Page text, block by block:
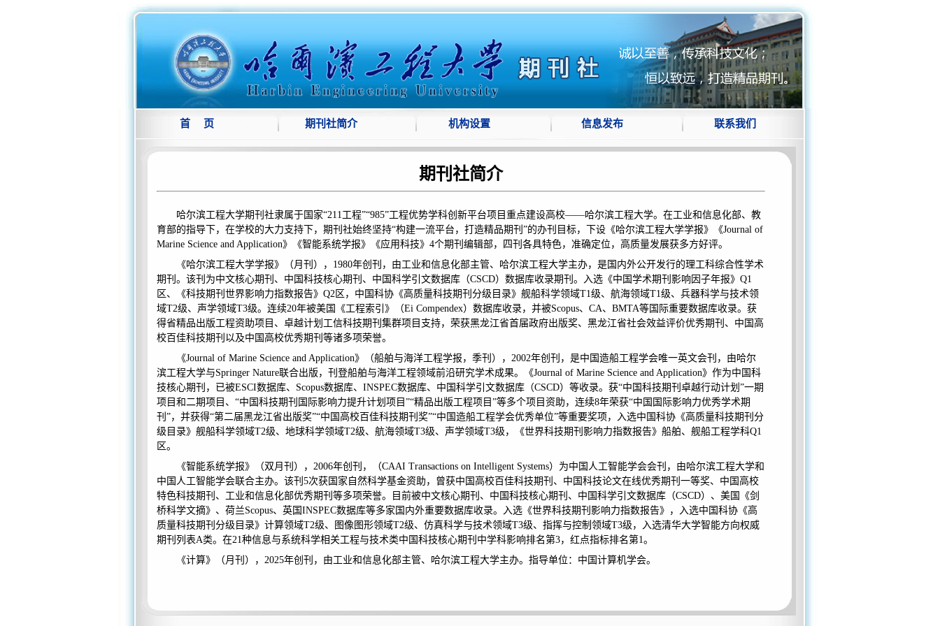
首 页 期刊社简介 机构设置 信息发布 联系我们
期刊社简介
哈尔滨工程大学期刊社隶属于国家“211工程”“985”工程优势学科创新平台项目重点建设高校——哈尔滨工程大学。在工业和信息化部、教
育部的指导下，在学校的大力支持下，期刊社始终坚持“构建一流平台，打造精品期刊 ”的办刊目标，下设《哈尔滨工程大学学报》《Journal of
Marine Science and Application》《智能系统学报》《应用科技》4个期刊编辑部，
四刊各具特色，准确定位，高质量发展获多方好评。
《哈尔滨工程大学学报》（月刊）， 1980年创刊，由工业和信息化部主管、哈尔滨工程大学主办，是国内外公开发行的理工科综合性学术
期刊。该刊为中文核心期刊、中国科技核心期刊 、 中国科学引文数据库（CSCD）数据库收录期刊。入选《中国学术期刊影响因子年报》Q1
区、
《科技期刊世界影响力指数报告》 Q2区 ，中国科协《高质量科技期刊分级目录》舰船科学领域T1级、航海领域T1级、兵器科学与技术领
域T2级、 声学领域T3级。连续20年被美国《工程索引》（Ei Compendex）数据库收录，并被Scopus、CA、BMTA等国际重要数据库收录。获
得省精品出版工程资助项目、卓越计划工信科技期刊集群项目支持，荣获黑龙江省首届政府出版奖、 黑龙江省社会效益评价优秀期刊、中国高
校百佳科技期刊以及中国高校优秀期刊等诸多项荣誉。
《Journal of Marine Science and Application》（船舶与海洋工程学报，季刊），2002年创刊，是中国造船工程学会唯一英文会刊，由哈尔
滨工程大学与Springer Nature联合出版，刊登船舶与海洋工程领域前沿研究学术成果。《Journal of Marine Science and Application》作为中国科
技核心期刊，已被ESCI数据库、Scopus数据库、INSPEC数据库、中国科学引文数据库（CSCD）等收录。 获“中国科技期刊卓越行动计划”一期
项目 和二期项目 、 “中国科技期刊国际影响力提升计划项目”“精品出版工程项目”等多个项目资助，连续8年荣获“中国国际影响力优秀学术期
刊”，并获得“第二届黑龙江省出版奖”“中国高校百佳科技期刊奖”“中国造船工程学会优秀单位”等重要奖项，入选中国科协《高质量科技期刊分
级目录》舰船科学领域T2级、地球科学领域T2级、航海领域T3级、声学领域T3级 ， 《世界科技期刊影响力指数报告》船舶、舰船工程学科Q1
区。
《智能系统学报》（双月刊）， 2006年创刊，（CAAI Transactions on Intelligent Systems）为中国人工智能学会会刊，由哈尔滨工程大学和
中国人工智能学会联合主办。 该刊 5次获国家自然科学基金资助，曾获中国高校百佳科技期刊、中国科技论文在线优秀期刊一等奖、中国高校
特色科技期刊、工业和信息化部优秀期刊等多项荣誉。目前被中文核心期刊、中国科技核心期刊、中国科学引文数据库（CSCD）、美国《剑
桥科学文摘》、荷兰Scopus、英国INSPEC数据库等多家国内外重要数据库收录。入选《世界科技期刊影响力指数报告》，入选中国科协《高
质量科技期刊分级目录》 计算领域T2级、 图像图形领域T2级、 仿真科学与技术领域T3级、 指挥与控制领域T3级，入选清华大学智能方向权威
期刊列表A类。在21种信息与系统科学相关工程与技术类中国科技核心期刊中学科影响排名第3，红点指标排名第1。
《计算》（月刊）， 2025年创刊，由工业和信息化部主管、 哈尔滨工程大学主办。指导单位：中国计算机学会。